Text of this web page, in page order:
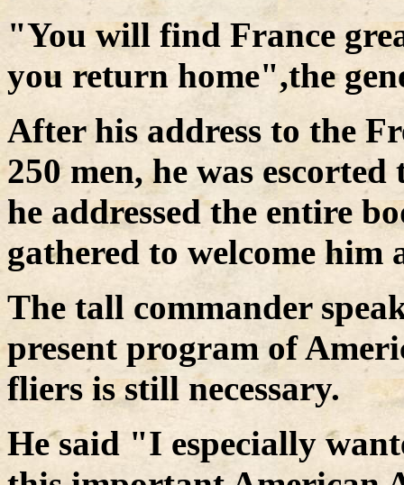
"You will find France
you return home",the
After his address to the
250 men, he was
he addressed the entire
gathered to welcome him
The tall commander
present program of
fliers is still necessary.
He said "I especially